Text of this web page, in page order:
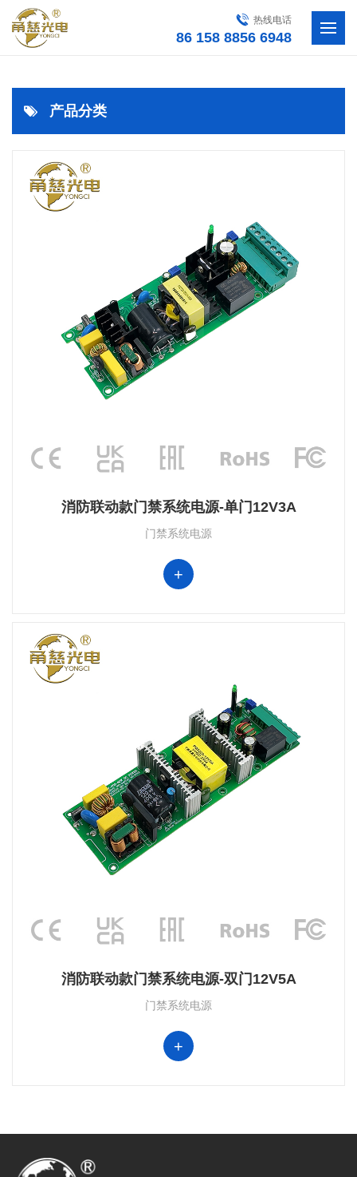
热线电话
86 158 8856 6948
产品分类
消防联动款门禁系统电源-单门12V3A
门禁系统电源
+
消防联动款门禁系统电源-双门12V5A
门禁系统电源
+